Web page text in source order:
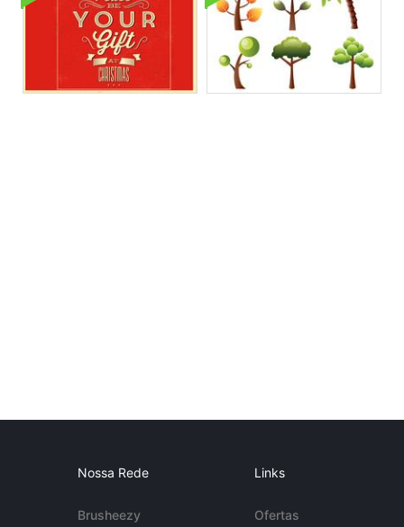
Nossa Rede
Brusheezy
Links
Ofertas